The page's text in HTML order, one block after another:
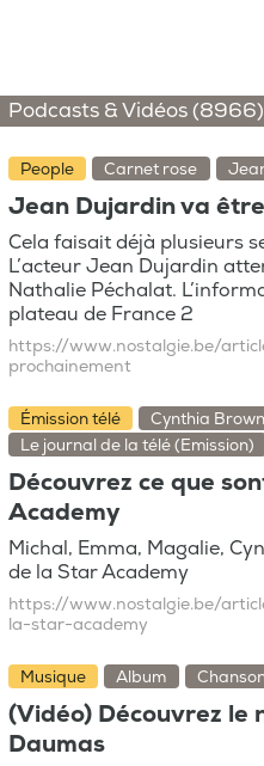
Podcasts & Vidéos (8966)
People Carnet rose
Jean Dujardin va
Cela faisait déjà plusieurs
L’acteur Jean Dujardin
Nathalie Péchalat.
plateau de France 2
https://www.nostalgie.be/
prochainement
Émission télé Cynthia Brown
Le journal de la télé (Emission)
Découvrez ce que
Academy
Michal, Emma, Magalie,
de la Star Academy
https://www.nostalgie.be/
la-star-academy
Musique Album
(Vidéo) Découvrez le
Daumas